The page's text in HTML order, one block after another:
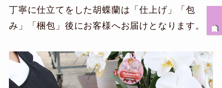
丁寧に仕立てをした胡蝶蘭は「仕上げ」「包
み」「梱包」後にお客様へお届けとなります。